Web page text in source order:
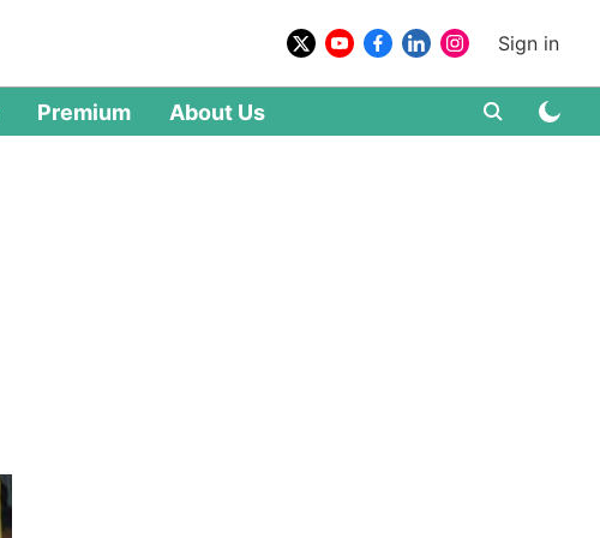
Sign in
Premium About Us